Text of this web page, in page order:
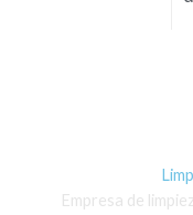
Empresa de